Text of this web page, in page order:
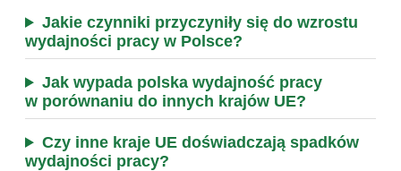
Jakie czynniki przyczyniły się do wzrostu
wydajności pracy w Polsce?
Jak wypada polska wydajność pracy
w porównaniu do innych krajów UE?
Czy inne kraje UE doświadczają spadków
wydajności pracy?